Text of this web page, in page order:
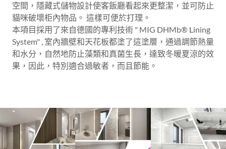
空間，隱藏式儲物設計使客飯廳看起來更整潔，並可防止
貓咪破壞柜內物品。 這樣可便於打理。
本項目採用了來自德國的專利技術 " MIG DHMb® Lining
System" , 室內牆壁和天花板都塗了這塗層，通過調節熱量
和水分，自然地防止藻類和真菌生長，達致冬暖夏涼的效
果，因此，特別適合過敏者，而且節能。